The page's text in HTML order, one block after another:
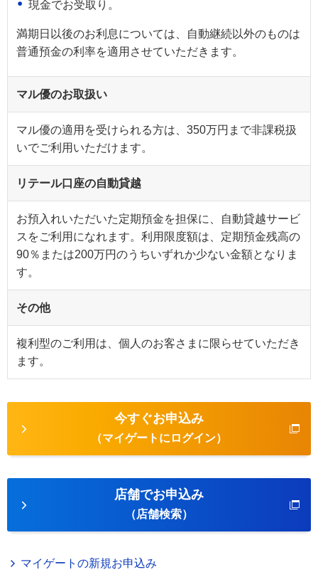
現金でお受取り。
満期日以後のお利息については、自動継続以外のものは
普通預金の利率を適用させていただきます。
マル優のお取扱い
マル優の適用を受けられる方は、350万円まで非課税扱
いでご利用いただけます。
リテール口座の自動貸越
お預入れいただいた定期預金を担保に、自動貸越サービ
スをご利用になれます。利用限度額は、定期預金残高の
90％または200万円のうちいずれか少ない金額となりま
す。
その他
複利型のご利用は、個人のお客さまに限らせていただき
ます。
今すぐお申込み
（マイゲートにログイン）
店舗でお申込み
（店舗検索）
マイゲートの新規お申込み